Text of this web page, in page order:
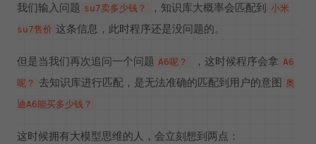
我们输入问题 su7卖多少钱？ ，知识库大概率会匹配到 小米
su7售价 这条信息，此时程序还是没问题的。
但是当我们再次追问一个问题 A6呢？ ，这时候程序会拿 A6
呢？ 去知识库进行匹配，是无法准确的匹配到用户的意图 奥
迪A6能买多少钱？
这时候拥有大模型思维的人，会立刻想到两点：